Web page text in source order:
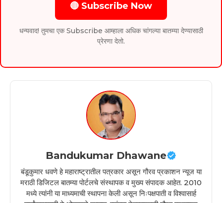
🔴 Subscribe Now
धन्यवाद! तुमचा एक Subscribe आम्हाला अधिक चांगल्या बातम्या देण्यासाठी
प्रेरणा देतो.
Bandukumar Dhawane
बंडूकुमार धवणे हे महाराष्ट्रातील पत्रकार असून गौरव प्रकाशन न्यूज या
मराठी डिजिटल बातम्या पोर्टलचे संस्थापक व मुख्य संपादक आहेत. 2010
मध्ये त्यांनी या माध्यमाची स्थापना केली असून निःपक्षपाती व विश्वासार्ह